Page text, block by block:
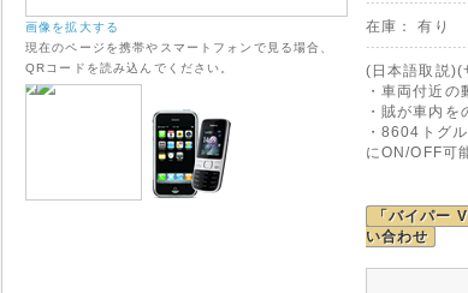
画像を拡大する
現在のページを携帯やスマートフォンで見る場合、
QRコードを読み込んでください。
在庫： 有り
(日本語取説)(
・車両付近の
・賊が車内を
・8604トグ
にON/OFF可
「バイパー
い合わせ